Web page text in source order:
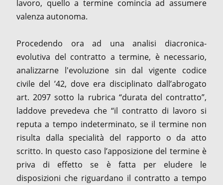
lavoro, quello a termine comincia ad assumere
valenza autonoma.
Procedendo ora ad una analisi diacronica-
evolutiva del contratto a termine, è necessario,
analizzarne l'evoluzione sin dal vigente codice
civile del ’42, dove era disciplinato dall’abrogato
art. 2097 sotto la rubrica “durata del contratto”,
laddove prevedeva che “il contratto di lavoro si
reputa a tempo indeterminato, se il termine non
risulta dalla specialità del rapporto o da atto
scritto. In questo caso l’apposizione del termine è
priva di effetto se è fatta per eludere le
disposizioni che riguardano il contratto a tempo